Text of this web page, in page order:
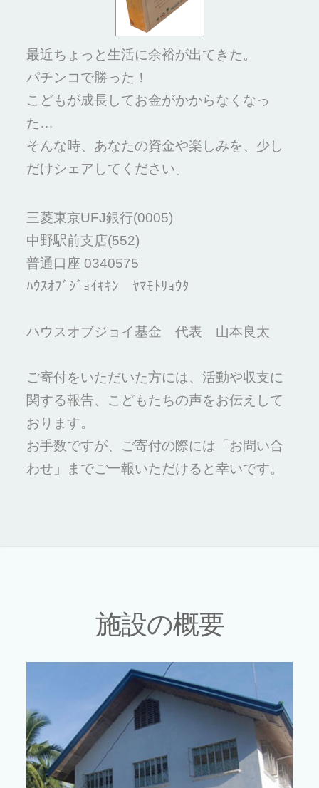
最近ちょっと生活に余裕が出てきた。
パチンコで勝った！
こどもが成長してお金がかからなくなっ
た…
そんな時、あなたの資金や楽しみを、少し
だけシェアしてください。
三菱東京UFJ銀行(0005)
中野駅前支店(552)
普通口座 0340575
ﾊｳｽｵﾌﾞｼﾞｮｲｷｷﾝ ﾔﾏﾓﾄﾘｮｳﾀ
ハウスオブジョイ基金 代表 山本良太
ご寄付をいただいた方には、活動や収支に
関する報告、こどもたちの声をお伝えして
おります。
お手数ですが、ご寄付の際には「お問い合
わせ」までご一報いただけると幸いです。
施設の概要